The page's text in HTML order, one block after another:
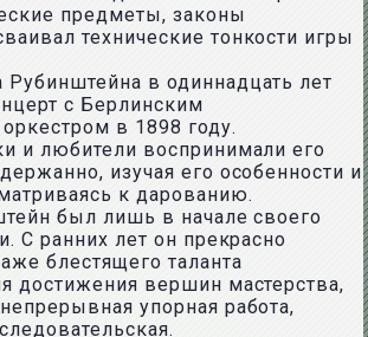
предметы, законы
технические тонкости игры
в одиннадцать лет
с Берлинским
в 1898 году.
и любители воспринимали его
изучая его особенности и
к дарованию.
был лишь в начале своего
С ранних лет он прекрасно
блестящего таланта
достижения вершин мастерства,
упорная работа,